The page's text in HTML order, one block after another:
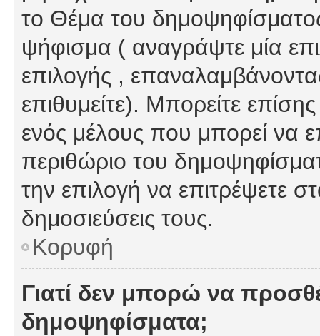
το Θέμα του
ψήφισμα ( αναγράψτε μία
επιλογής ,
επιθυμείτε). Μπορείτε
ενός μέλους που μπορεί να
περιθώριο του
την επιλογή να επιτρέψετε
δημοσιεύσεις τους.
Κορυφή
Γιατί δεν μπορώ να
δημοψηφίσματα;